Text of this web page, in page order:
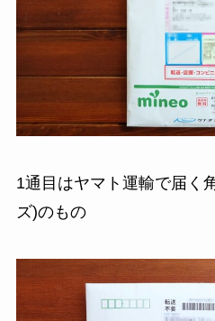
1通目はヤマト運輸で届く
ズ)のもの